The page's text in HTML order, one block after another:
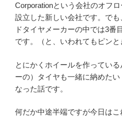
Corporationという会社のオフ
設立した新しい会社です。で
ドタイヤメーカーの中では3番
です。（と、いわれてもピンと
とにかくホイールを作ってい
ーの）タイヤも一緒に納めた
なった話です。
何だか中途半端ですが今日は